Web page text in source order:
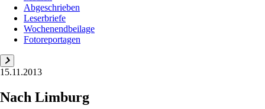
Abgeschrieben
Leserbriefe
Wochenendbeilage
Fotoreportagen
15.11.2013
Nach Limburg